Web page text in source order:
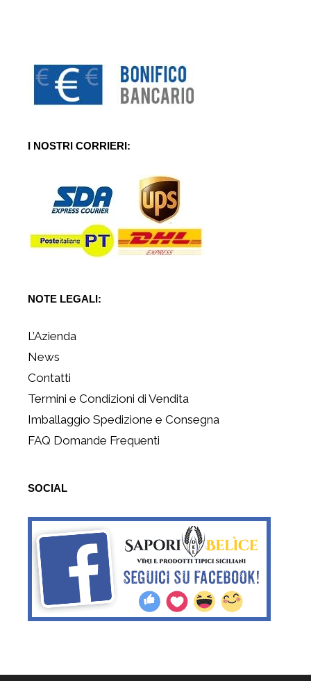
I NOSTRI CORRIERI:
NOTE LEGALI:
L’Azienda
News
Contatti
Termini e Condizioni di Vendita
Imballaggio Spedizione e Consegna
FAQ Domande Frequenti
SOCIAL